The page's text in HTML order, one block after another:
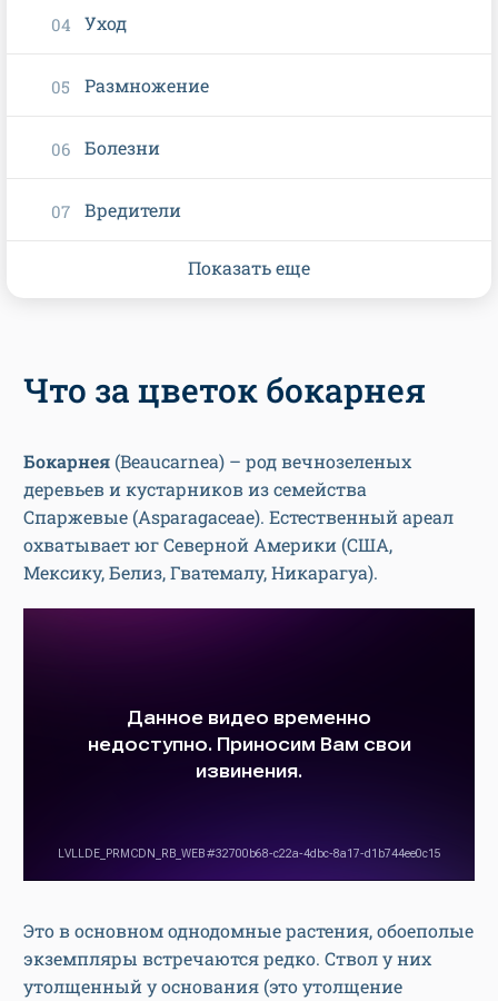
Что за цветок бокарнея
Бокарнея (Beaucarnea) – род вечнозеленых
деревьев и кустарников из семейства
Спаржевые (Asparagaceae). Естественный ареал
охватывает юг Северной Америки (США,
Мексику, Белиз, Гватемалу, Никарагуа).
Это в основном однодомные растения, обоеполые
экземпляры встречаются редко. Ствол у них
утолщенный у основания (это утолщение
Уход
Размножение
Болезни
Вредители
Показать еще